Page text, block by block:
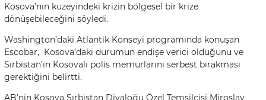
Kosova’nın kuzeyindeki krizin bölgesel bir krize
dönüşebileceğini söyledi.
Washington’daki Atlantik Konseyi programında konuşan
Escobar, Kosova’daki durumun endişe verici olduğunu ve
Sırbistan’ın Kosovalı polis memurlarını serbest bırakması
gerektiğini belirtti.
AB’nin Kosova Sırbistan Diyaloğu Özel Temsilcisi Miroslav